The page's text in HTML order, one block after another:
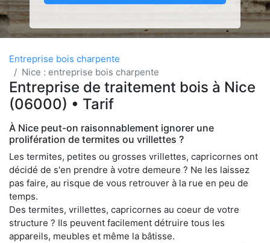
Entreprise bois charpente
Nice : entreprise bois charpente
Entreprise de traitement bois à Nice
(06000) • Tarif
À Nice peut-on raisonnablement ignorer une
prolifération de termites ou vrillettes ?
Les termites, petites ou grosses vrillettes, capricornes ont
décidé de s'en prendre à votre demeure ? Ne les laissez
pas faire, au risque de vous retrouver à la rue en peu de
temps.
Des termites, vrillettes, capricornes au coeur de votre
structure ? Ils peuvent facilement détruire tous les
appareils, meubles et même la bâtisse.